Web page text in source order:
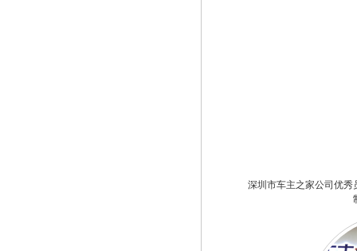
深圳市车主之家公司优